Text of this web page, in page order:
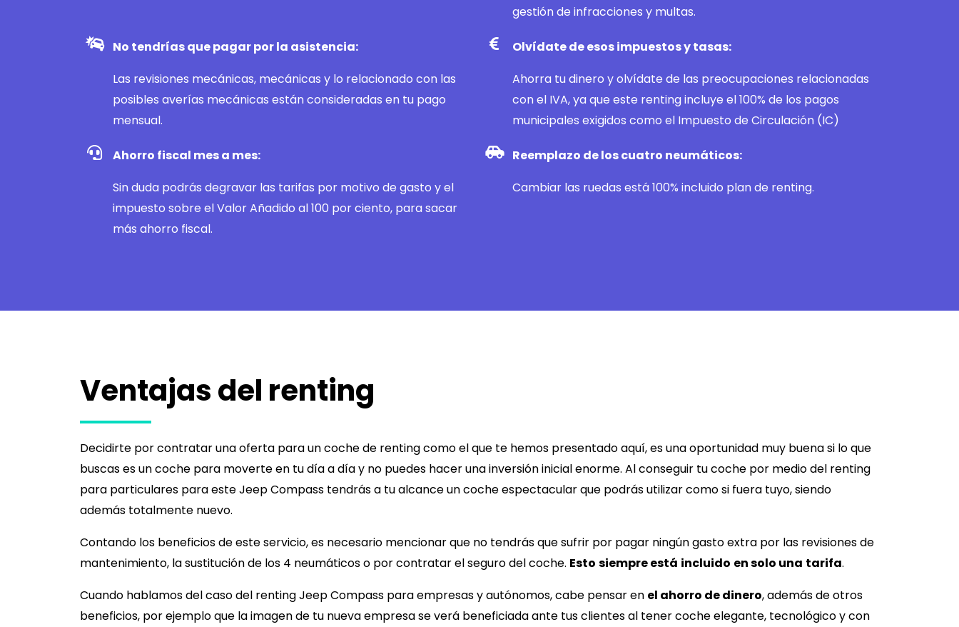
gestión de infracciones y multas.
No tendrías que pagar por la asistencia:
Las revisiones mecánicas, mecánicas y lo relacionado con las
posibles averías mecánicas están consideradas en tu pago
mensual.
Olvídate de esos impuestos y tasas:
Ahorra tu dinero y olvídate de las preocupaciones relacionadas
con el IVA, ya que este renting incluye el 100% de los pagos
municipales exigidos como el Impuesto de Circulación (IC)
Ahorro fiscal mes a mes:
Sin duda podrás degravar las tarifas por motivo de gasto y el
impuesto sobre el Valor Añadido al 100 por ciento, para sacar
más ahorro fiscal.
Reemplazo de los cuatro neumáticos:
Cambiar las ruedas está 100% incluido plan de renting.
Ventajas del renting
Decidirte por contratar una oferta para un coche de renting como el que te hemos presentado aquí, es una oportunidad muy buena si lo que
buscas es un coche para moverte en tu día a día y no puedes hacer una inversión inicial enorme. Al conseguir tu coche por medio del renting
para particulares para esteJeep Compass tendrás a tu alcance un coche espectacular que podrás utilizar como si fuera tuyo, siendo
además totalmente nuevo.
Contando los beneficios de este servicio, es necesario mencionar que no tendrás que sufrir por pagar ningún gasto extra por las revisiones de
mantenimiento, la sustitución de los 4 neumáticos o por contratar el seguro del coche. Esto siempre está incluido en solo una tarifa.
Cuando hablamos del caso del rentingJeep Compass para empresas y autónomos, cabe pensar en el ahorro de dinero, además de otros
beneficios, por ejemplo que la imagen de tu nueva empresa se verá beneficiada ante tus clientes al tener coche elegante, tecnológico y con